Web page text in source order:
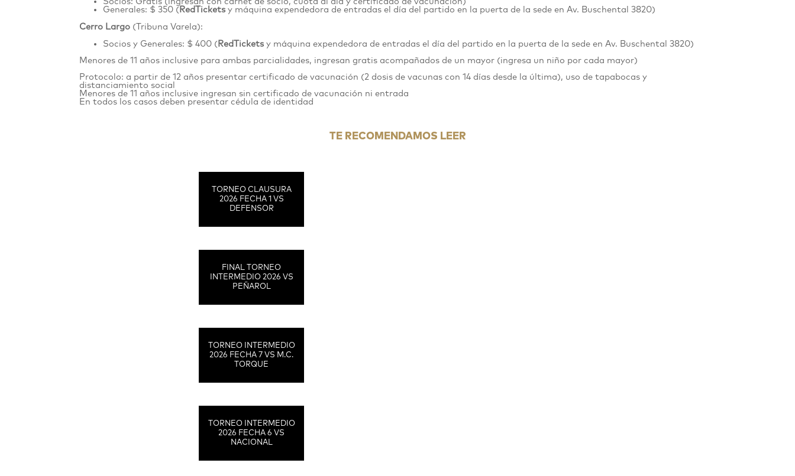
Generales: $ 350 ( RedTickets y máquina expendedora de entradas el día del partido en la puerta de la sede enAv. Buschental 3820)
Cerro Largo (Tribuna Varela):
Socios y Generales: $ 400 ( RedTickets y máquina expendedora de entradas el día del partido en la puerta de la sede en Av. Buschental 3820)
Menores de 11 años inclusive para ambas parcialidades, ingresan gratis acompañados de un mayor (ingresa un niño por cada mayor)
Protocolo: a partir de 12 años presentar certificado de vacunación (2 dosis de vacunas con 14 días desde la última), uso de tapabocas y
distanciamiento social
Menores de 11 años inclusive ingresan sin certificado de vacunación ni entrada
En todos los casos deben presentar cédula de identidad
TE RECOMENDAMOS LEER
TORNEO CLAUSURA
2026 FECHA 1 VS
DEFENSOR
FINAL TORNEO
INTERMEDIO 2026 VS
PEÑAROL
TORNEO INTERMEDIO
2026 FECHA 7 VS M.C.
TORQUE
TORNEO INTERMEDIO
2026 FECHA 6 VS
NACIONAL